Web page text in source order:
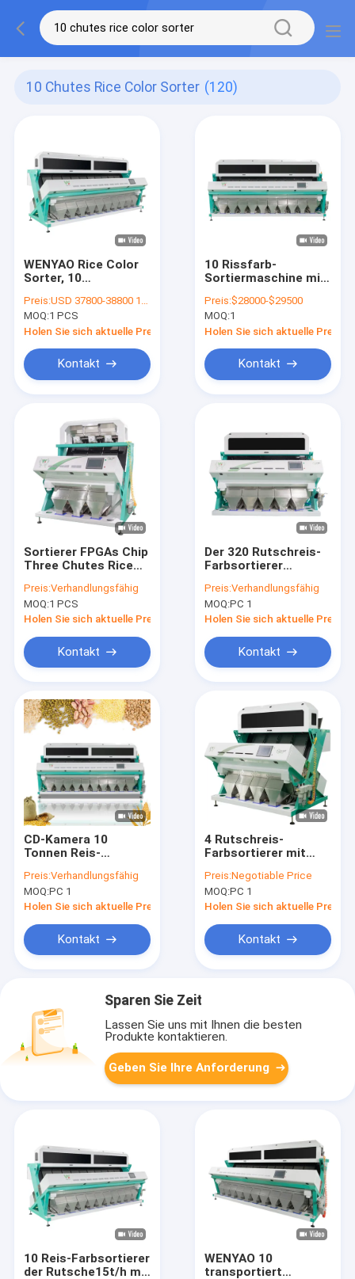
10 Chutes Rice Color Sorter (120)
WENYAO Rice Color
Sorter, 10
Farbsortierende
Maschine
Preis:USD 37800-38800 1PCS
MOQ:1 PCS
Holen Sie sich aktuelle Preis
Kontakt
10 Rissfarb-
Sortiermaschine mit
Kamera
Preis:$28000-$29500
MOQ:1
Holen Sie sich aktuelle Preis
Kontakt
Sortierer FPGAs Chip
Three Chutes Rice
schwarzen roten
Reis
Preis:Verhandlungsfähig
MOQ:1 PCS
Holen Sie sich aktuelle Preis
Kontakt
Der 320 Rutschreis-
Farbsortierer
und tauchenden
gelben Reis heraus
Preis:Verhandlungsfähig
MOQ:PC 1
Holen Sie sich aktuelle Preis
Kontakt
CD-Kamera 10
Tonnen Reis-
Maschinen-Reis-
sortierende
Maschinen-mit AI-
Preis:Verhandlungsfähig
MOQ:PC 1
Holen Sie sich aktuelle Preis
Kontakt
4 Rutschreis-
Farbsortierer mit
Toshiba
Preis:Negotiable Price
MOQ:PC 1
Holen Sie sich aktuelle Preis
Kontakt
Sparen Sie Zeit
Lassen Sie uns mit Ihnen die besten
Produkte kontaktieren.
Geben Sie Ihre Anforderung
10 Reis-Farbsortierer
der Rutsche15t/h mit
WENYAO 10
transportiert